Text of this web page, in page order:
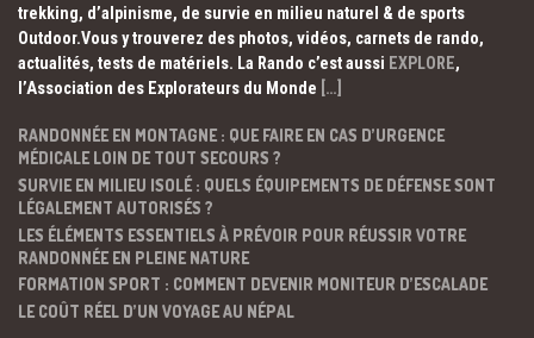
trekking, d’alpinisme, de survie en milieu naturel & de sports
Outdoor.Vous y trouverez des photos, vidéos, carnets de rando,
actualités, tests de matériels. La Rando c’est aussi EXPLORE,
l’Association des Explorateurs du Monde […]
RANDONNÉE EN MONTAGNE : QUE FAIRE EN CAS D’URGENCE
MÉDICALE LOIN DE TOUT SECOURS ?
SURVIE EN MILIEU ISOLÉ : QUELS ÉQUIPEMENTS DE DÉFENSE SONT
LÉGALEMENT AUTORISÉS ?
LES ÉLÉMENTS ESSENTIELS À PRÉVOIR POUR RÉUSSIR VOTRE
RANDONNÉE EN PLEINE NATURE
FORMATION SPORT : COMMENT DEVENIR MONITEUR D’ESCALADE
LE COÛT RÉEL D’UN VOYAGE AU NÉPAL